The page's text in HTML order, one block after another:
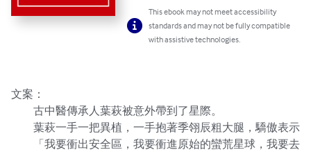
This ebook may not meet accessibility
standards and may not be fully compatible
with assistive technologies.
文案：
古中醫傳承人葉萩被意外帶到了星際。
葉萩一手一把異植，一手抱著季翎辰粗大腿，驕傲表示
「我要衝出安全區，我要衝進原始的蠻荒星球，我要去